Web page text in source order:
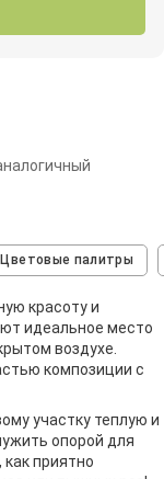
Цветовые палитры
красоту и
идеальное место
воздухе.
композиции с
участку теплую и
опорой для
приятно